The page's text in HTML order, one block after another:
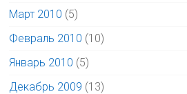
Март 2010 (5)
Февраль 2010 (10)
Январь 2010 (5)
Декабрь 2009 (13)